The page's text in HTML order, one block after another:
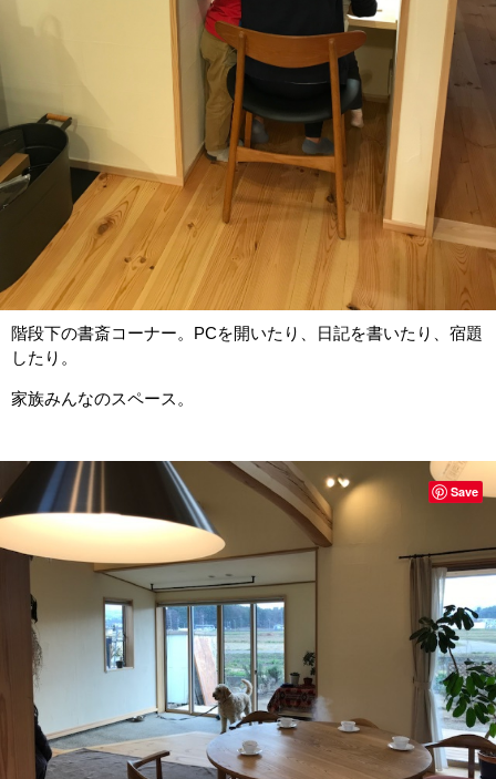
階段下の書斎コーナー。PCを開いたり、日記を書いたり、宿題
したり。
家族みんなのスペース。
Save